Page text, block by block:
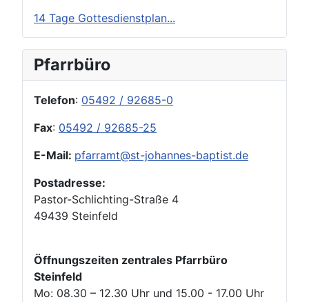
14 Tage Gottesdienstplan...
Pfarrbüro
Telefon: 05492 / 92685-0
Fax: 05492 / 92685-25
E-Mail: pfarramt@st-johannes-baptist.de
Postadresse:
Pastor-Schlichting-Straße 4
49439 Steinfeld
Öffnungszeiten zentrales Pfarrbüro
Steinfeld
Mo: 08.30 – 12.30 Uhr und 15.00 - 17.00 Uhr